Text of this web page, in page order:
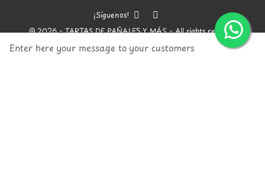
Enter here your message to your customers
© 2026 - TARTAS DE PAÑALES Y MÁS - All rights reserved
¡Síguenos!